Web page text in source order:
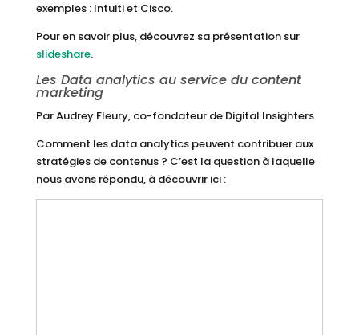
exemples : Intuiti et Cisco.
Pour en savoir plus, découvrez sa présentation sur
slideshare.
Les Data analytics au service du content
marketing
Par Audrey Fleury, co-fondateur de Digital Insighters
Comment les data analytics peuvent contribuer aux
stratégies de contenus ? C’est la question à laquelle
nous avons répondu, à découvrir ici :